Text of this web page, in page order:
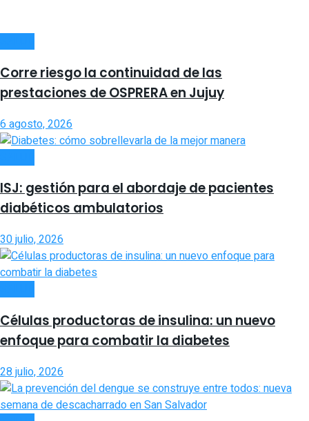
Corre riesgo la continuidad de las
prestaciones de OSPRERA en Jujuy
6 agosto, 2026
ISJ: gestión para el abordaje de pacientes
diabéticos ambulatorios
30 julio, 2026
Células productoras de insulina: un nuevo
enfoque para combatir la diabetes
28 julio, 2026